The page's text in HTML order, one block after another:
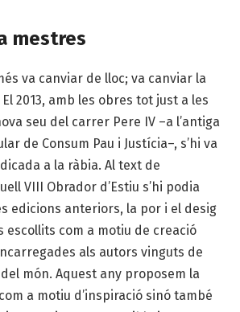
mestres
va canviar de lloc; va canviar la
2013, amb les obres tot just a les
seu del carrer Pere IV –a l’antiga
de Consum Pau i Justícia–, s’hi va
a la ràbia. Al text de
VIII Obrador d’Estiu s’hi podia
edicions anteriors, la por i el desig
escollits com a motiu de creació
als autors vinguts de
món. Aquest any proposem la
a motiu d’inspiració sinó també